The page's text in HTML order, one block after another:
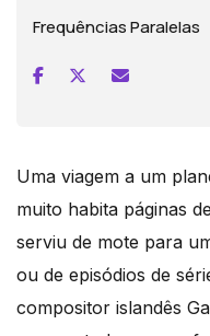
Frequências Paralelas
Uma viagem a um
muito habita páginas
serviu de mote para
ou de episódios de
compositor islandês